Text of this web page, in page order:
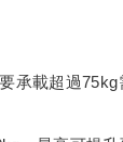
承載超過